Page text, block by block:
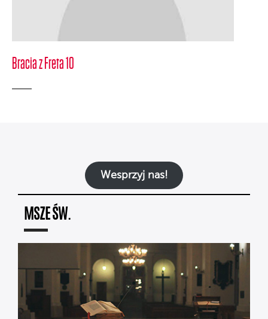
Bracia z Freta 10
Wesprzyj nas!
MSZE ŚW.